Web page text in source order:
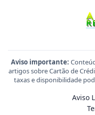
Aviso importante:
artigos sobre Cartão de
taxas e disponibilidade
Aviso